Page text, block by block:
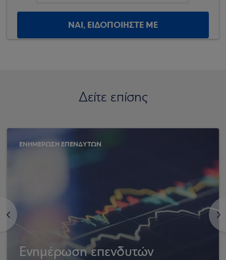
ΝΑΙ, ΕΙΔΟΠΟΙΗΣΤΕ ΜΕ
Δείτε επίσης
<
ΕΝΗΜΕΡΩΣΗ ΕΠΕΝΔΥΤΩΝ
Ενημέρωση επενδυτών
>